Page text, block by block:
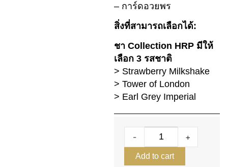
– การ์ดอวยพร
สิ่งที่สามารถเลือกได้:
ชา Collection HRP มีให้
เลือก 3 รสชาติ
> Strawberry Milkshake
> Tower of London
> Earl Grey Imperial
- +
Add to cart